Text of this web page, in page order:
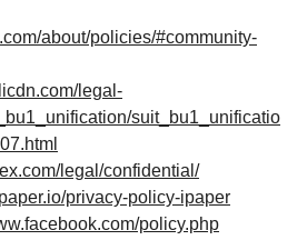
about/policies/#community-
legal-
suit_bu1_unificatio
legal/confidential/
privacy-policy-ipaper
policy.php